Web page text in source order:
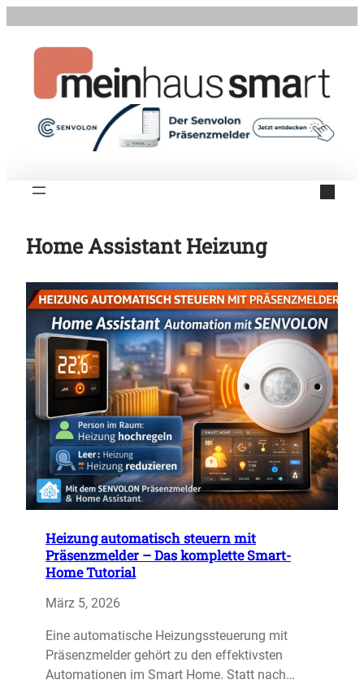
springen
Home Assistant Heizung
Heizung automatisch steuern mit
Präsenzmelder – Das komplette Smart-
Home Tutorial
März 5, 2026
Eine automatische Heizungssteuerung mit
Präsenzmelder gehört zu den effektivsten
Automationen im Smart Home. Statt nach…